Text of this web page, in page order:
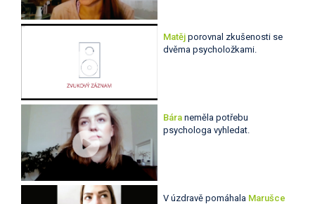
Matěj porovnal zkušenosti se
dvěma psycholožkami.
Bára neměla potřebu
psychologa vyhledat.
V úzdravě pomáhala Marušce